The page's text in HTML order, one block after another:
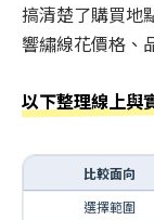
搞清楚了購買地
響繡線花價格、
以下整理線上與
比較面向
選擇範圍